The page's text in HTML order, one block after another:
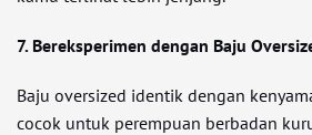
7. Bereksperimen dengan Baju
Baju oversized identik dengan
cocok untuk perempuan berbadan